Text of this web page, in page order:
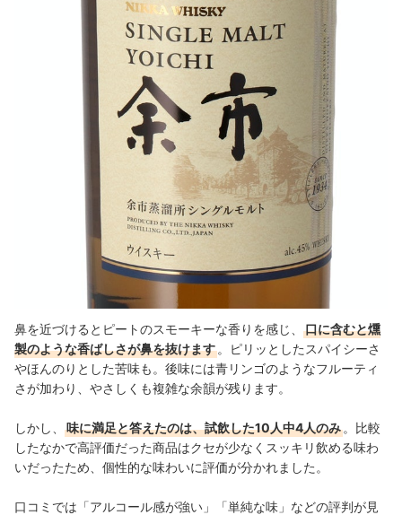
鼻を近づけるとピートのスモーキーな香りを感じ、
口に含むと燻
製のような香ばしさが鼻を抜けます 。ピリッとしたスパイシーさ
やほんのりとした苦味も。後味には青リンゴのようなフルーティ
さが加わり、やさしくも複雑な余韻が残ります。
しかし、 味に満足と答えたのは、試飲した10人中4人のみ 。比較
したなかで高評価だった商品はクセが少なくスッキリ飲める味わ
いだったため、個性的な味わいに評価が分かれました。
口コミでは「アルコール感が強い」「単純な味」などの評判が見